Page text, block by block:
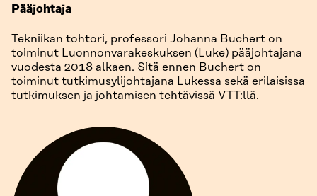
Pääjohtaja
Tekniikan tohtori, professori Johanna Buchert on
toiminut Luonnonvarakeskuksen (Luke) pääjohtajana
vuodesta 2018 alkaen. Sitä ennen Buchert on
toiminut tutkimusylijohtajana Lukessa sekä erilaisissa
tutkimuksen ja johtamisen tehtävissä VTT:llä.